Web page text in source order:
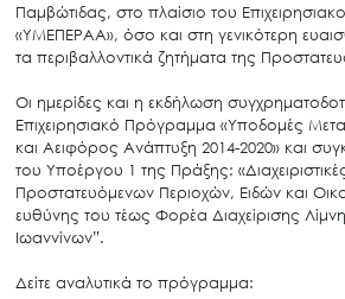
Παμβώτιδας, στο πλαίσιο του
«ΥΜΕΠΕΡΑΑ», όσο και στη γενικότερη
τα περιβαλλοντικά ζητήματα της
Οι ημερίδες και η εκδήλωση
Επιχειρησιακό Πρόγραμμα «Υποδομές
και Αειφόρος Ανάπτυξη 2014-2020» και
του Υποέργου 1 της Πράξης:
Προστατευόμενων Περιοχών, Ειδών και
ευθύνης του τέως Φορέα Διαχείρισης
Ιωαννίνων”.
Δείτε αναλυτικά το πρόγραμμα: